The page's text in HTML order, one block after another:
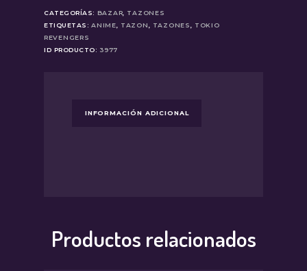
CATEGORÍAS: BAZAR, TAZONES
ETIQUETAS:ANIME, TAZON, TAZONES, TOKIO
REVENGERS
ID PRODUCTO: 3977
INFORMACIÓN ADICIONAL
Productos relacionados